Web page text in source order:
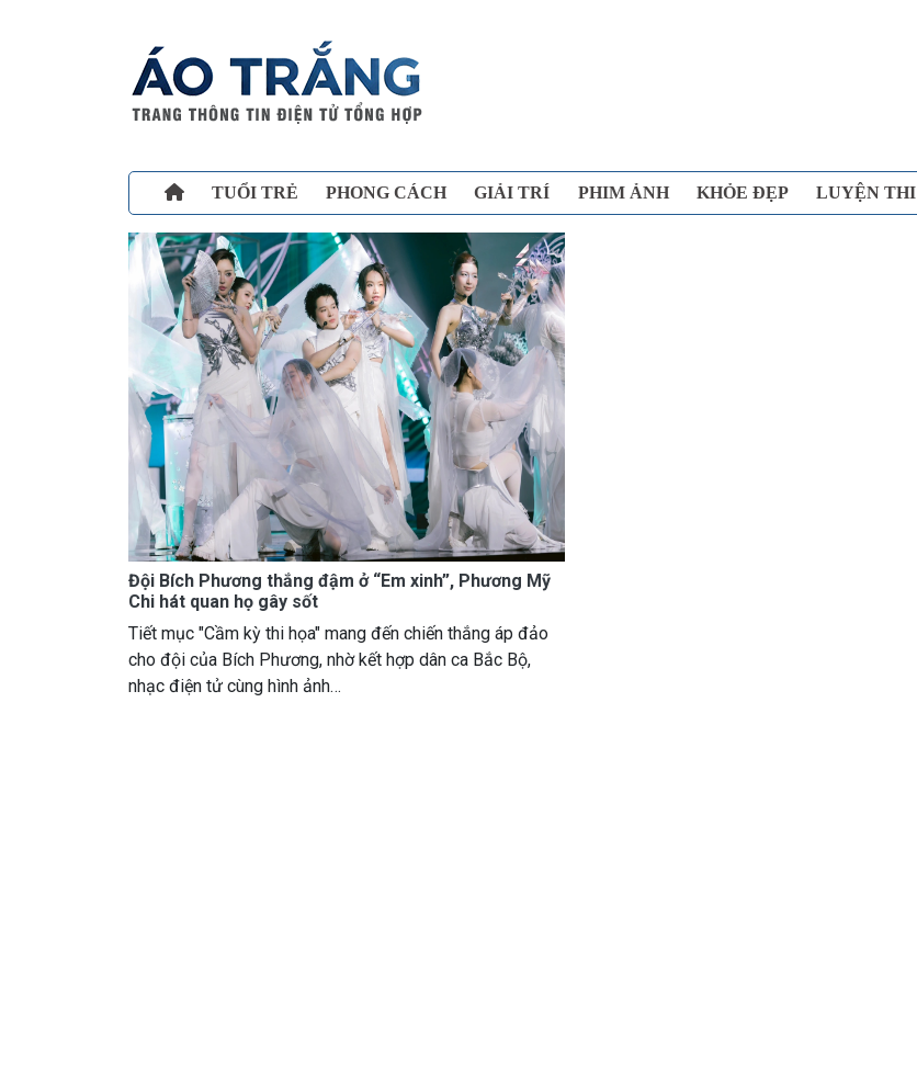
TUỔI TRẺ PHONG CÁCH GIẢI TRÍ PHIM ẢNH KHỎE ĐẸP LUYỆN THI
Đội Bích Phương thắng đậm ở “Em xinh”, Phương Mỹ
Chi hát quan họ gây sốt
Tiết mục "Cầm kỳ thi họa" mang đến chiến thắng áp đảo
cho đội của Bích Phương, nhờ kết hợp dân ca Bắc Bộ,
nhạc điện tử cùng hình ảnh…